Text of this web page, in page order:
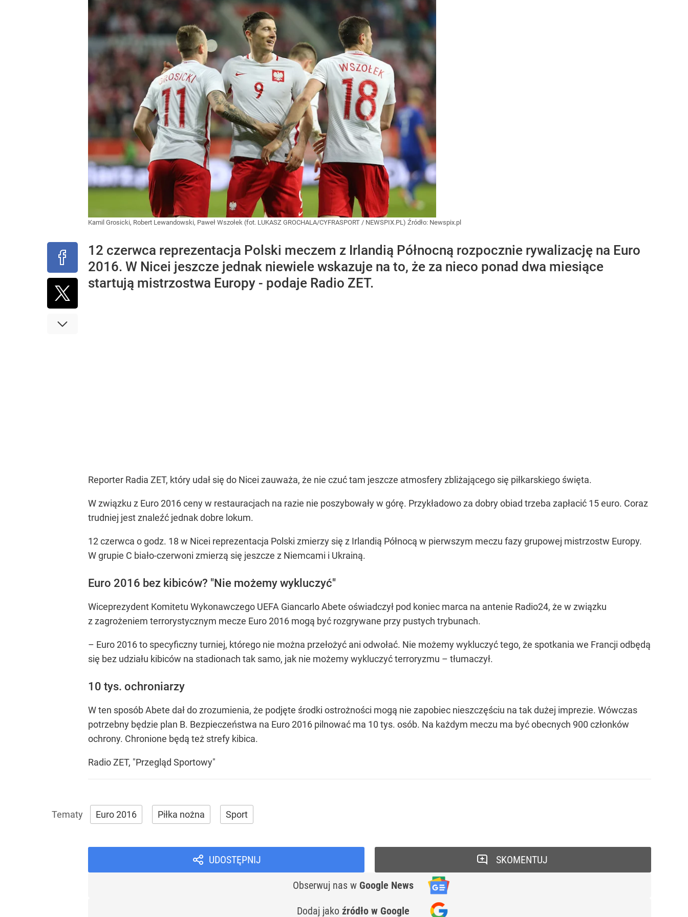
„Nie chodzi o zemstę”. Mocny apel w sprawie ofiar rzezi wołyńskiej
Ukrainka koszmarem Igi Świątek? Popsute urodziny zostały w pamięci
Polski finał w Warszawie! To będzie wielkie święto w grze o tytuł
Kamil Grosicki, Robert Lewandowski, Paweł Wszołek (fot. LUKASZ GROCHALA/CYFRASPORT / NEWSPIX.PL) Źródło: Newspix.pl
12 czerwca reprezentacja Polski meczem z Irlandią Północną rozpocznie rywalizację na Euro
2016. W Nicei jeszcze jednak niewiele wskazuje na to, że za nieco ponad dwa miesiące
startują mistrzostwa Europy - podaje Radio ZET.
Reporter Radia ZET, który udał się do Nicei zauważa, że nie czuć tam jeszcze atmosfery zbliżającego się piłkarskiego święta.
W związku z Euro 2016 ceny w restauracjach na razie nie poszybowały w górę. Przykładowo za dobry obiad trzeba zapłacić 15 euro. Coraz
trudniej jest znaleźć jednak dobre lokum.
12 czerwca o godz. 18 w Nicei reprezentacja Polski zmierzy się z Irlandią Północą w pierwszym meczu fazy grupowej mistrzostw Europy.
W grupie C biało-czerwoni zmierzą się jeszcze z Niemcami i Ukrainą.
Euro 2016 bez kibiców? "Nie możemy wykluczyć"
Wiceprezydent Komitetu Wykonawczego UEFA Giancarlo Abete oświadczył pod koniec marca na antenie Radio24, że w związku
z zagrożeniem terrorystycznym mecze Euro 2016 mogą być rozgrywane przy pustych trybunach.
– Euro 2016 to specyficzny turniej, którego nie można przełożyć ani odwołać. Nie możemy wykluczyć tego, że spotkania we Francji odbędą
się bez udziału kibiców na stadionach tak samo, jak nie możemy wykluczyć terroryzmu – tłumaczył.
10 tys. ochroniarzy
W ten sposób Abete dał do zrozumienia, że podjęte środki ostrożności mogą nie zapobiec nieszczęściu na tak dużej imprezie. Wówczas
potrzebny będzie plan B. Bezpieczeństwa na Euro 2016 pilnować ma 10 tys. osób. Na każdym meczu ma być obecnych 900 członków
ochrony. Chronione będą też strefy kibica.
Radio ZET, "Przegląd Sportowy"
Euro 2016 Piłka nożna Sport
UDOSTĘPNIJ
Obserwuj nas w Google News
Dodaj jako źródło w Google
SKOMENTUJ